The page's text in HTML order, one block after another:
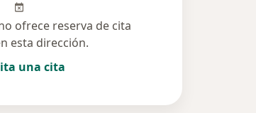
ofrece reserva de cita
esta dirección.
una cita